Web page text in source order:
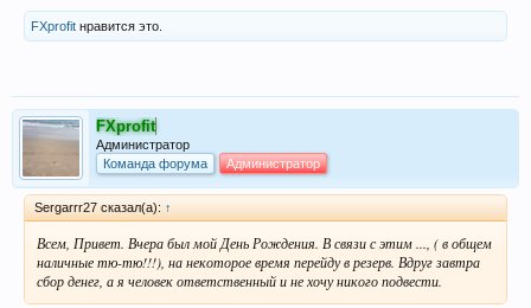
FXprofit нравится это.
FXprofit
Администратор
Команда форума
Администратор
Sergarrr27 сказал(а): ↑
Всем, Привет. Вчера был мой День Рождения. В связи с этим ..., ( в общем
наличные тю-тю!!!), на некоторое время перейду в резерв. Вдруг завтра
сбор денег, а я человек ответственный и не хочу никого подвести.